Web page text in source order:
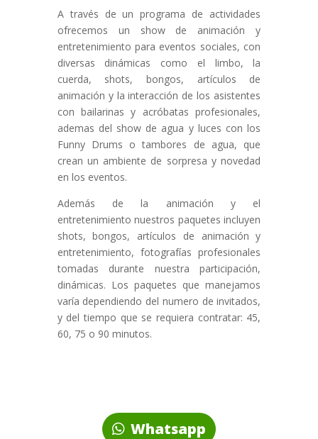
A través de un programa de actividades
ofrecemos un show de animación y
entretenimiento para eventos sociales, con
diversas dinámicas como el limbo, la
cuerda, shots, bongos, artículos de
animación y la interacción de los asistentes
con bailarinas y acróbatas profesionales,
ademas del show de agua y luces con los
Funny Drums o tambores de agua, que
crean un ambiente de sorpresa y novedad
en los eventos.
Además de la animación y el
entretenimiento nuestros paquetes incluyen
shots, bongos, artículos de animación y
entretenimiento, fotografías profesionales
tomadas durante nuestra participación,
dinámicas. Los paquetes que manejamos
varía dependiendo del numero de invitados,
y del tiempo que se requiera contratar: 45,
60, 75 o 90 minutos.
Whatsapp